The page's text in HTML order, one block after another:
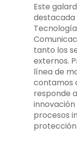
Este
tanto los
externos.
línea de
contamos
responde
procesos
protección